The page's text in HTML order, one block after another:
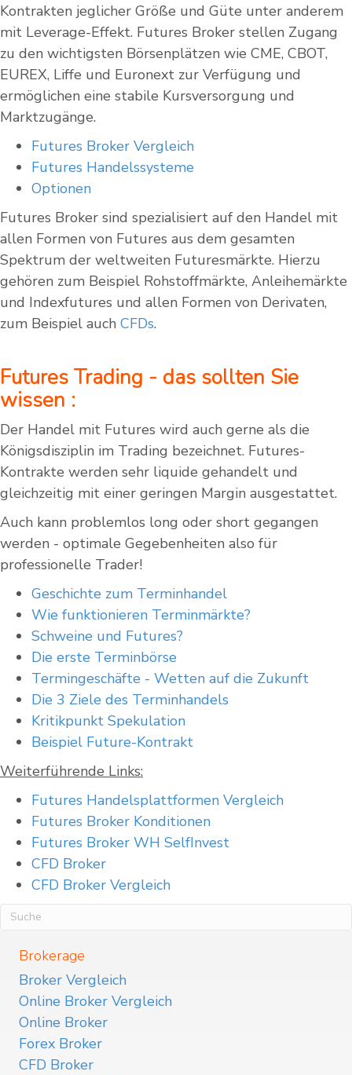
Kontrakten jeglicher Größe und Güte unter anderem
mit Leverage-Effekt. Futures Broker stellen Zugang
zu den wichtigsten Börsenplätzen wie CME, CBOT,
EUREX, Liffe und Euronext zur Verfügung und
ermöglichen eine stabile Kursversorgung und
Marktzugänge.
Futures Broker Vergleich
Futures Handelssysteme
Optionen
Futures Broker sind spezialisiert auf den Handel mit
allen Formen von Futures aus dem gesamten
Spektrum der weltweiten Futuresmärkte. Hierzu
gehören zum Beispiel Rohstoffmärkte, Anleihemärkte
und Indexfutures und allen Formen von Derivaten,
zum Beispiel auch CFDs.
Futures Trading - das sollten Sie
wissen :
Der Handel mit Futures wird auch gerne als die
Königsdisziplin im Trading bezeichnet. Futures-
Kontrakte werden sehr liquide gehandelt und
gleichzeitig mit einer geringen Margin ausgestattet.
Auch kann problemlos long oder short gegangen
werden - optimale Gegebenheiten also für
professionelle Trader!
Geschichte zum Terminhandel
Wie funktionieren Terminmärkte?
Schweine und Futures?
Die erste Terminbörse
Termingeschäfte - Wetten auf die Zukunft
Die 3 Ziele des Terminhandels
Kritikpunkt Spekulation
Beispiel Future-Kontrakt
Weiterführende Links:
Futures Handelsplattformen Vergleich
Futures Broker Konditionen
Futures Broker WH SelfInvest
CFD Broker
CFD Broker Vergleich
Brokerage
Broker Vergleich
Online Broker Vergleich
Online Broker
Forex Broker
CFD Broker